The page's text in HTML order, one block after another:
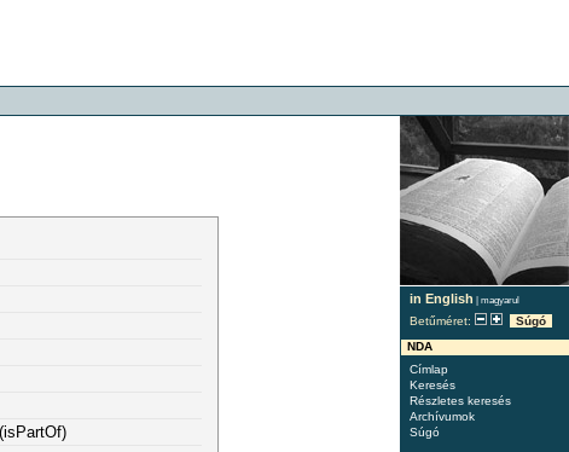
in English | magyarul
Betűméret:
Súgó
NDA
Címlap
Keresés
Részletes keresés
Archívumok
Súgó
(isPartOf)